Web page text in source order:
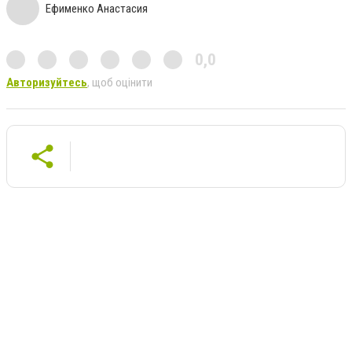
Ефименко Анастасия
0,0
Авторизуйтесь, щоб оцінити